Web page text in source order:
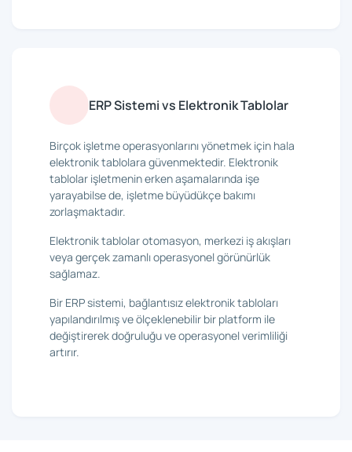
ERP Sistemi vs Elektronik Tablolar
Birçok işletme operasyonlarını yönetmek için hala
elektronik tablolara güvenmektedir. Elektronik
tablolar işletmenin erken aşamalarında işe
yarayabilse de, işletme büyüdükçe bakımı
zorlaşmaktadır.
Elektronik tablolar otomasyon, merkezi iş akışları
veya gerçek zamanlı operasyonel görünürlük
sağlamaz.
Bir ERP sistemi, bağlantısız elektronik tabloları
yapılandırılmış ve ölçeklenebilir bir platform ile
değiştirerek doğruluğu ve operasyonel verimliliği
artırır.